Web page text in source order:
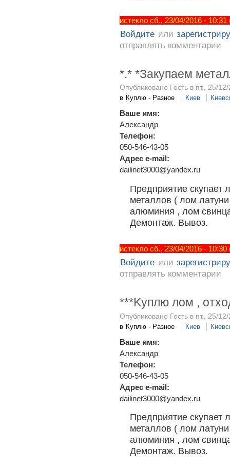
истекло сб., 23/04/2016 -
Войдите или
отправлять комментарии
*.* *Закупаем
Опубликовано Гость в пт., 25/
в Куплю - Разное Киев
Ваше имя:
Александр
Телефон:
050-546-43-05
Адрес e-mail:
dailinet3000@yandex.ru
Предприятие скупает
металлов ( лом
алюминия , лом
Демонтаж. Вывоз.
истекло сб., 23/04/2016 -
Войдите или
отправлять комментарии
***Kуплю лом ,
Опубликовано Гость в пт., 25/
в Куплю - Разное Киев
Ваше имя:
Александр
Телефон:
050-546-43-05
Адрес e-mail:
dailinet3000@yandex.ru
Предприятие скупает
металлов ( лом
алюминия , лом
Демонтаж. Вывоз.